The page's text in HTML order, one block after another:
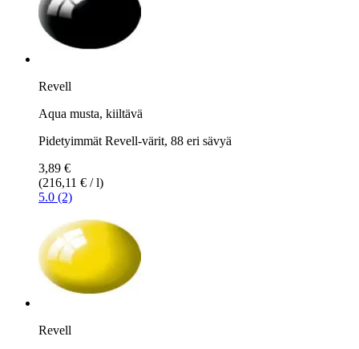
Revell
Aqua musta, kiiltävä
Pidetyimmät Revell-värit, 88 eri sävyä
3,89 €
(216,11 € / l)
5.0 (2)
Revell